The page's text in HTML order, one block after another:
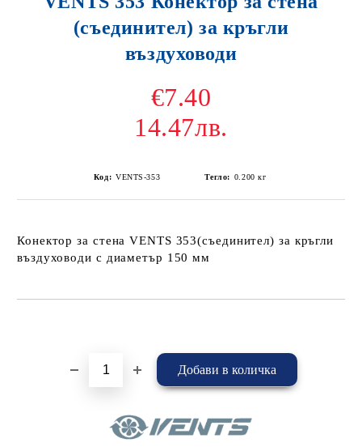
(съединител) за кръгли
въздуховоди
€7.40
14.47лв.
Код: VENTS-353 Тегло: 0.200 кг
Конектор за стена VENTS 353(съединител) за кръгли
въздуховоди с диаметър 150 мм